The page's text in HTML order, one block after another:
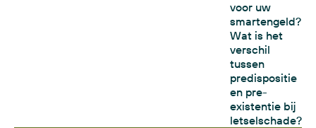
voor uw
smartengeld?
Wat is het
verschil
tussen
predispositie
en pre-
existentie bij
letselschade?